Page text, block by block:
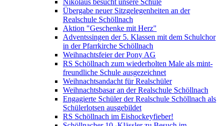
Nikolaus besucht unsere Schule
Übergabe neuer Sitzgelegenheiten an der
Realschule Schöllnach
Aktion "Geschenke mit Herz"
Adventssingen der 5. Klassen mit dem Schulchor
in der Pfarrkirche Schöllnach
Weihnachtsfeier der Pony AG
RS Schöllnach zum wiederholten Male als mint-
freundliche Schule ausgezeichnet
Weihnachtsandacht für Realschüler
Weihnachtsbasar an der Realschule Schöllnach
Engagierte Schüler der Realschule Schöllnach als
Schülerlotsen ausgebildet
RS Schöllnach im Eishockeyfieber!